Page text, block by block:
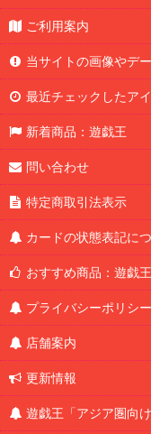
ご利用案内
当サイトの画像やデ
最近チェックしたア
新着商品：遊戯王
問い合わせ
特定商取引法表示
カードの状態表記に
おすすめ商品：遊戯王
プライバシーポリシー
店舗案内
更新情報
遊戯王「アジア圏向